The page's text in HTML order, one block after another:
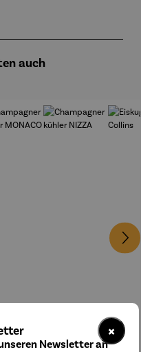
auch
×
Newsletter an